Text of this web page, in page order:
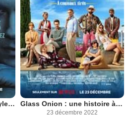
Monstres : L'histoire de Lyle et Erik Menendez Glass Onion : une histoire à couteaux tirés
23 décembre 2022